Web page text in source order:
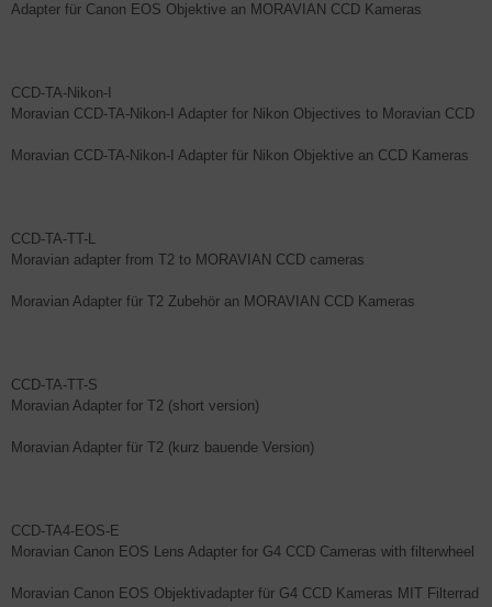
Adapter für Canon EOS Objektive an MORAVIAN CCD Kameras
CCD-TA-Nikon-I
Moravian CCD-TA-Nikon-I Adapter for Nikon Objectives to Moravian CCD
Moravian CCD-TA-Nikon-I Adapter für Nikon Objektive an CCD Kameras
CCD-TA-TT-L
Moravian adapter from T2 to MORAVIAN CCD cameras
Moravian Adapter für T2 Zubehör an MORAVIAN CCD Kameras
CCD-TA-TT-S
Moravian Adapter for T2 (short version)
Moravian Adapter für T2 (kurz bauende Version)
CCD-TA4-EOS-E
Moravian Canon EOS Lens Adapter for G4 CCD Cameras with filterwheel
Moravian Canon EOS Objektivadapter für G4 CCD Kameras MIT Filterrad